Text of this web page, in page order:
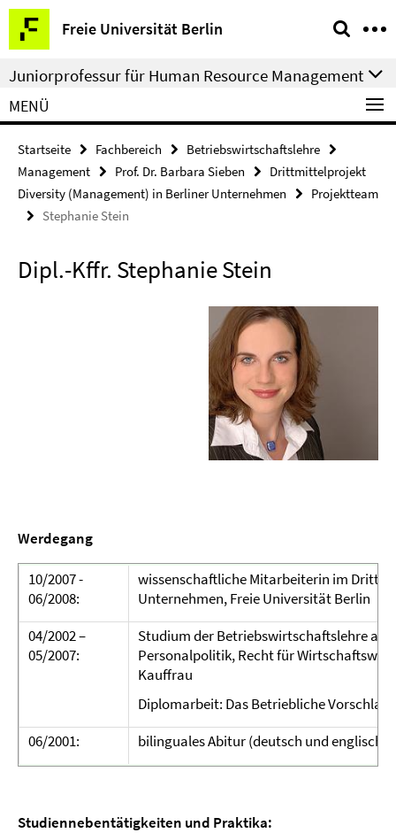
Springe
direkt
zu
Inhalt
Freie Universität Berlin
Service-
Navigation
Juniorprofessur für Human Resource Management
MENÜ
Startseite Fachbereich
Betriebswirtschaftslehre
Management
Prof. Dr. Barbara Sieben
Drittmittelprojekt
Diversity (Management) in Berliner Unternehmen
Projektteam
Stephanie Stein
Dipl.-Kffr. Stephanie Stein
Werdegang
10/2007 -
06/2008:
wissenschaftliche Mitarbeiterin im
Unternehmen, Freie Universität Berlin
04/2002 –
05/2007:
Studium der Betriebswirtschaftslehre an
Personalpolitik, Recht für
Kauffrau
Diplomarbeit: Das Betriebliche
06/2001:
bilinguales Abitur (deutsch und englisch)
Studiennebentätigkeiten und Praktika: